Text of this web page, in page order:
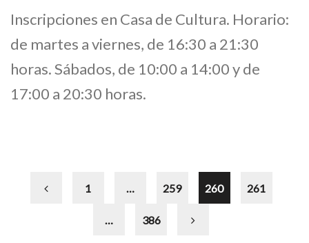
Inscripciones en Casa de Cultura. Horario:
de martes a viernes, de 16:30 a 21:30
horas. Sábados, de 10:00 a 14:00 y de
17:00 a 20:30 horas.
1 … 259 260 261
… 386